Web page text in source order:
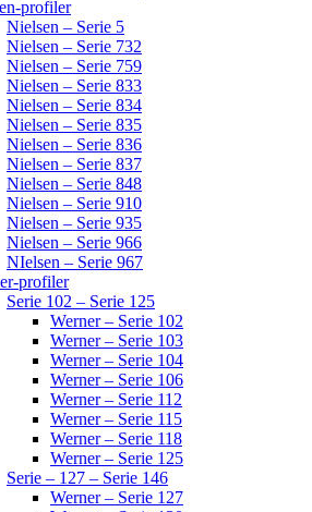
profiler
Nielsen – Serie 5
Nielsen – Serie 732
Nielsen – Serie 759
Nielsen – Serie 833
Nielsen – Serie 834
Nielsen – Serie 835
Nielsen – Serie 836
Nielsen – Serie 837
Nielsen – Serie 848
Nielsen – Serie 910
Nielsen – Serie 935
Nielsen – Serie 966
NIelsen – Serie 967
profiler
Serie 102 – Serie 125
Werner – Serie 102
Werner – Serie 103
Werner – Serie 104
Werner – Serie 106
Werner – Serie 112
Werner – Serie 115
Werner – Serie 118
Werner – Serie 125
Serie – 127 – Serie 146
Werner – Serie 127